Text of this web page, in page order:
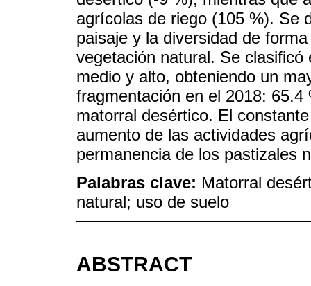
agrícolas de riego (105 %). Se
paisaje y la diversidad de
vegetación natural. Se
medio y alto, obteniendo un
fragmentación en el 2018:
matorral desértico. El
aumento de las actividades
permanencia de los pastizales
Palabras clave: Matorral
natural; uso de suelo
ABSTRACT